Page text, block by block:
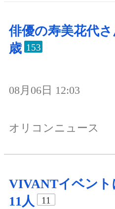
俳優の寿美花代
歳 153
08月06日 12:03
オリコンニュース
VIVANTイベント
11人
11